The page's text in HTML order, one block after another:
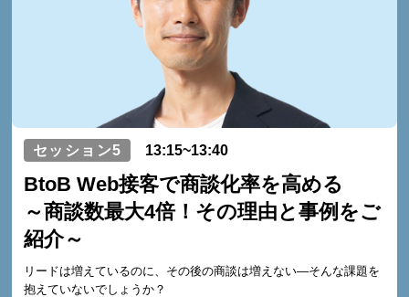
セッション5 13:15~13:40
BtoB Web接客で商談化率を高める
～商談数最大4倍！その理由と事例をご
紹介～
リードは増えているのに、その後の商談は増えない—そんな課題を
抱えていないでしょうか？